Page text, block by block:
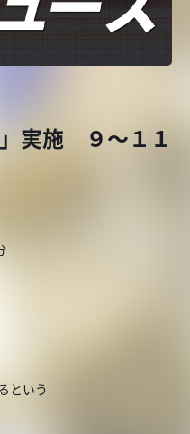
」実施 ９～１１
という